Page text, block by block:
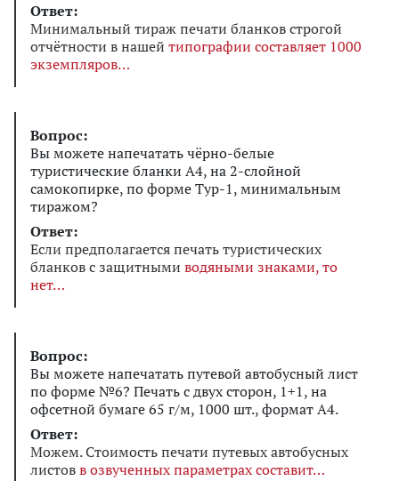
Ответ:
Минимальный тираж печати бланков строгой
отчётности в нашей типографии составляет 1000
экземпляров
Вопрос:
Вы можете напечатать чёрно-белые
туристические бланки А4, на 2-слойной
самокопирке, по форме Тур-1, минимальным
тиражом?
Ответ:
Если предполагается печать туристических
бланков с защитными водяными знаками, то
нет
Вопрос:
Вы можете напечатать путевой автобусный лист
по форме №6? Печать с двух сторон, 1+1, на
офсетной бумаге 65 г/м, 1000 шт., формат А4.
Ответ:
Можем. Стоимость печати путевых автобусных
листовв озвученных параметрах составит